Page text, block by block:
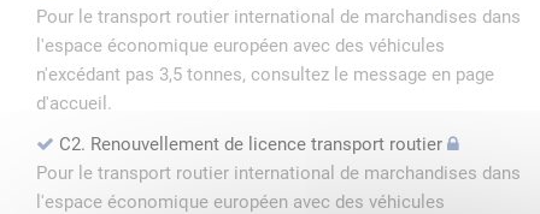
Pour le transport routier international de marchandises dans
l'espace économique européen avec des véhicules
n'excédant pas 3,5 tonnes, consultez le message en page
d'accueil.
C2. Renouvellement de licence transport routier
Pour le transport routier international de marchandises dans
l'espace économique européen avec des véhicules